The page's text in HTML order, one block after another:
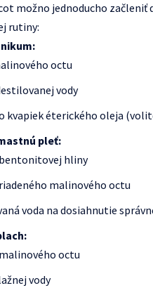
možno jednoducho začleniť
rutiny:
octu
vody
kvapiek éterického oleja
pleť:
hliny
malinového octu
voda na dosiahnutie
octu
vody